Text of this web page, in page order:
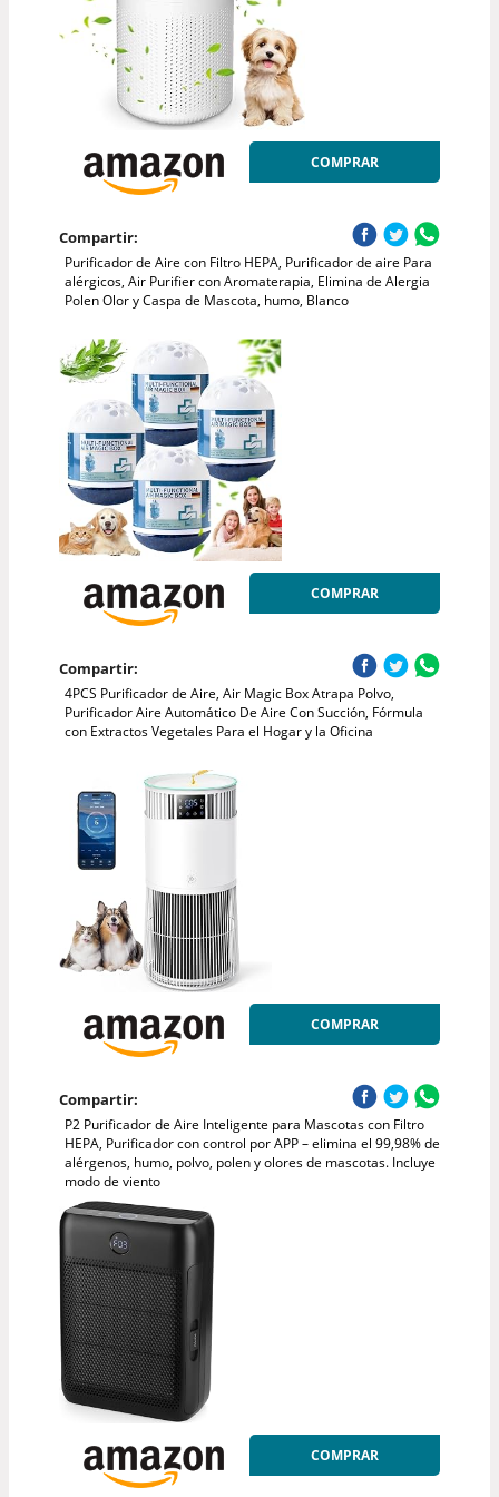
COMPRAR
Compartir:
Purificador de Aire con Filtro HEPA, Purificador de aire Para
alérgicos, Air Purifier con Aromaterapia, Elimina de Alergia
Polen Olor y Caspa de Mascota, humo, Blanco
COMPRAR
Compartir:
4PCS Purificador de Aire, Air Magic Box Atrapa Polvo,
Purificador Aire Automático De Aire Con Succión, Fórmula
con Extractos Vegetales Para el Hogar y la Oficina
COMPRAR
Compartir:
P2 Purificador de Aire Inteligente para Mascotas con Filtro
HEPA, Purificador con control por APP – elimina el 99,98% de
alérgenos, humo, polvo, polen y olores de mascotas. Incluye
modo de viento
COMPRAR